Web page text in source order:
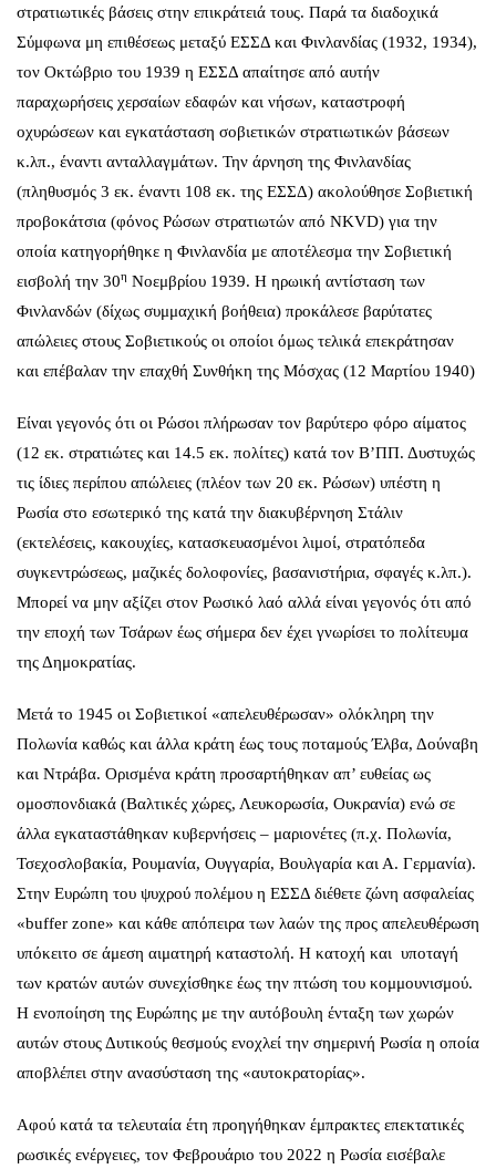
στρατιωτικές βάσεις στην επικράτειά τους. Παρά τα διαδοχικά
Σύμφωνα μη επιθέσεως μεταξύ ΕΣΣΔ και Φινλανδίας (1932, 1934),
τον Οκτώβριο του 1939 η ΕΣΣΔ απαίτησε από αυτήν
παραχωρήσεις χερσαίων εδαφών και νήσων, καταστροφή
οχυρώσεων και εγκατάσταση σοβιετικών στρατιωτικών βάσεων
κ.λπ., έναντι ανταλλαγμάτων. Την άρνηση της Φινλανδίας
(πληθυσμός 3 εκ. έναντι 108 εκ. της ΕΣΣΔ) ακολούθησε Σοβιετική
προβοκάτσια (φόνος Ρώσων στρατιωτών από NKVD) για την
οποία κατηγορήθηκε η Φινλανδία με αποτέλεσμα την Σοβιετική
εισβολή την 30η Νοεμβρίου 1939. Η ηρωική αντίσταση των
Φινλανδών (δίχως συμμαχική βοήθεια) προκάλεσε βαρύτατες
απώλειες στους Σοβιετικούς οι οποίοι όμως τελικά επεκράτησαν
και επέβαλαν την επαχθή Συνθήκη της Μόσχας (12 Μαρτίου 1940)
Είναι γεγονός ότι οι Ρώσοι πλήρωσαν τον βαρύτερο φόρο αίματος
(12 εκ. στρατιώτες και 14.5 εκ. πολίτες) κατά τον Β’ΠΠ. Δυστυχώς
τις ίδιες περίπου απώλειες (πλέον των 20 εκ. Ρώσων) υπέστη η
Ρωσία στο εσωτερικό της κατά την διακυβέρνηση Στάλιν
(εκτελέσεις, κακουχίες, κατασκευασμένοι λιμοί, στρατόπεδα
συγκεντρώσεως, μαζικές δολοφονίες, βασανιστήρια, σφαγές κ.λπ.).
Μπορεί να μην αξίζει στον Ρωσικό λαό αλλά είναι γεγονός ότι από
την εποχή των Τσάρων έως σήμερα δεν έχει γνωρίσει το πολίτευμα
της Δημοκρατίας.
Μετά το 1945 οι Σοβιετικοί «απελευθέρωσαν» ολόκληρη την
Πολωνία καθώς και άλλα κράτη έως τους ποταμούς Έλβα, Δούναβη
και Ντράβα. Ορισμένα κράτη προσαρτήθηκαν απ’ ευθείας ως
ομοσπονδιακά (Βαλτικές χώρες, Λευκορωσία, Ουκρανία) ενώ σε
άλλα εγκαταστάθηκαν κυβερνήσεις – μαριονέτες (π.χ. Πολωνία,
Τσεχοσλοβακία, Ρουμανία, Ουγγαρία, Βουλγαρία και Α. Γερμανία).
Στην Ευρώπη του ψυχρού πολέμου η ΕΣΣΔ διέθετε ζώνη ασφαλείας
«buffer zone» και κάθε απόπειρα των λαών της προς απελευθέρωση
υπόκειτο σε άμεση αιματηρή καταστολή. Η κατοχή και υποταγή
των κρατών αυτών συνεχίσθηκε έως την πτώση του κομμουνισμού.
Η ενοποίηση της Ευρώπης με την αυτόβουλη ένταξη των χωρών
αυτών στους Δυτικούς θεσμούς ενοχλεί την σημερινή Ρωσία η οποία
αποβλέπει στην ανασύσταση της «αυτοκρατορίας».
Αφού κατά τα τελευταία έτη προηγήθηκαν έμπρακτες επεκτατικές
ρωσικές ενέργειες, τον Φεβρουάριο του 2022 η Ρωσία εισέβαλε